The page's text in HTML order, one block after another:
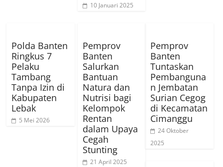
10 Januari 2025
Polda Banten
Ringkus 7
Pelaku
Tambang
Tanpa Izin di
Kabupaten
Lebak
5 Mei 2026
Pemprov
Banten
Salurkan
Bantuan
Natura dan
Nutrisi bagi
Kelompok
Rentan
dalam Upaya
Cegah
Stunting
21 April 2025
Pemprov
Banten
Tuntaskan
Pembanguna
n Jembatan
Surian Cegog
di Kecamatan
Cimanggu
24 Oktober
2025